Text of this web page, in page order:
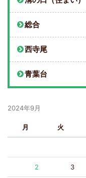
総合
西寺尾
青葉台
2024年9月
月 火
2 3